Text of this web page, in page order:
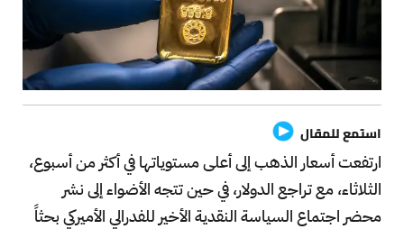
استمع للمقال
ارتفعت أسعار الذهب إلى أعلى مستوياتها في أكثر من أسبوع،
الثلاثاء، مع تراجع الدولار، في حين تتجه الأضواء إلى نشر
محضر اجتماع السياسة النقدية الأخير للفدرالي الأميركي بحثاً